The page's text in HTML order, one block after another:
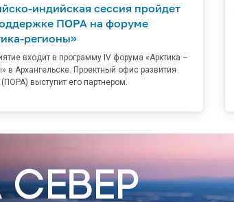
индийская сессия пройдет
ПОРА на форуме
регионы»
входит в программу IV форума «Арктика –
в Архангельске. Проектный офис развития
(ПОРА) выступит его партнером.